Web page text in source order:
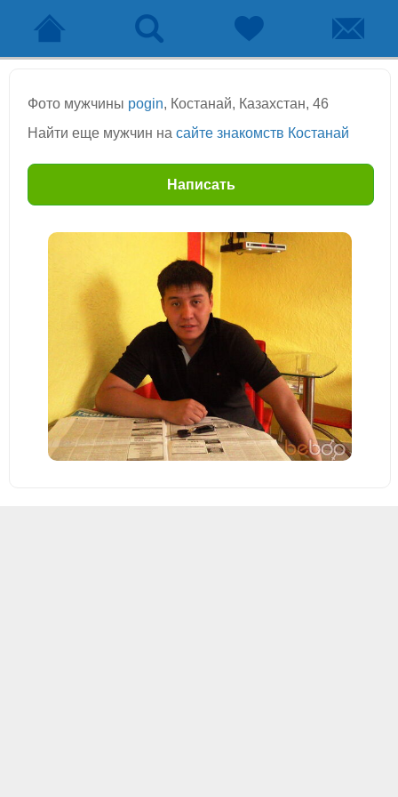
Фото мужчины pogin, Костанай, Казахстан, 46
Найти еще мужчин на сайте знакомств Костанай
Написать